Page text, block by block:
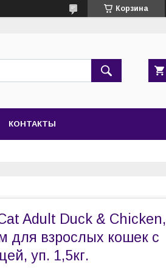
Корзина
КОНТАКТЫ
Adult Duck & Chicken,
для взрослых кошек с
уп. 1,5кг.